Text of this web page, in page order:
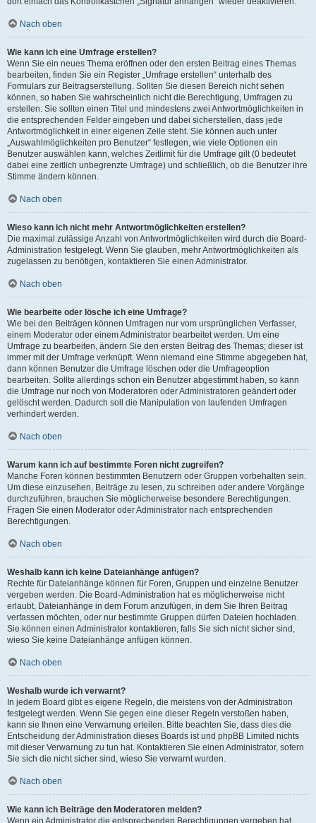
Nach oben
Wie kann ich eine Umfrage erstellen?
Wenn Sie ein neues Thema eröffnen oder den ersten Beitrag eines Themas
bearbeiten, finden Sie ein Register „Umfrage erstellen“ unterhalb des
Formulars zur Beitragserstellung. Sollten Sie diesen Bereich nicht sehen
können, so haben Sie wahrscheinlich nicht die Berechtigung, Umfragen zu
erstellen. Sie sollten einen Titel und mindestens zwei Antwortmöglichkeiten in
die entsprechenden Felder eingeben und dabei sicherstellen, dass jede
Antwortmöglichkeit in einer eigenen Zeile steht. Sie können auch unter
„Auswahlmöglichkeiten pro Benutzer“ festlegen, wie viele Optionen ein
Benutzer auswählen kann, welches Zeitlimit für die Umfrage gilt (0 bedeutet
dabei eine zeitlich unbegrenzte Umfrage) und schließlich, ob die Benutzer ihre
Stimme ändern können.
Nach oben
Wieso kann ich nicht mehr Antwortmöglichkeiten erstellen?
Die maximal zulässige Anzahl von Antwortmöglichkeiten wird durch die Board-
Administration festgelegt. Wenn Sie glauben, mehr Antwortmöglichkeiten als
zugelassen zu benötigen, kontaktieren Sie einen Administrator.
Nach oben
Wie bearbeite oder lösche ich eine Umfrage?
Wie bei den Beiträgen können Umfragen nur vom ursprünglichen Verfasser,
einem Moderator oder einem Administrator bearbeitet werden. Um eine
Umfrage zu bearbeiten, ändern Sie den ersten Beitrag des Themas; dieser ist
immer mit der Umfrage verknüpft. Wenn niemand eine Stimme abgegeben hat,
dann können Benutzer die Umfrage löschen oder die Umfrageoption
bearbeiten. Sollte allerdings schon ein Benutzer abgestimmt haben, so kann
die Umfrage nur noch von Moderatoren oder Administratoren geändert oder
gelöscht werden. Dadurch soll die Manipulation von laufenden Umfragen
verhindert werden.
Nach oben
Warum kann ich auf bestimmte Foren nicht zugreifen?
Manche Foren können bestimmten Benutzern oder Gruppen vorbehalten sein.
Um diese einzusehen, Beiträge zu lesen, zu schreiben oder andere Vorgänge
durchzuführen, brauchen Sie möglicherweise besondere Berechtigungen.
Fragen Sie einen Moderator oder Administrator nach entsprechenden
Berechtigungen.
Nach oben
Weshalb kann ich keine Dateianhänge anfügen?
Rechte für Dateianhänge können für Foren, Gruppen und einzelne Benutzer
vergeben werden. Die Board-Administration hat es möglicherweise nicht
erlaubt, Dateianhänge in dem Forum anzufügen, in dem Sie Ihren Beitrag
verfassen möchten, oder nur bestimmte Gruppen dürfen Dateien hochladen.
Sie können einen Administrator kontaktieren, falls Sie sich nicht sicher sind,
wieso Sie keine Dateianhänge anfügen können.
Nach oben
Weshalb wurde ich verwarnt?
In jedem Board gibt es eigene Regeln, die meistens von der Administration
festgelegt werden. Wenn Sie gegen eine dieser Regeln verstoßen haben,
kann sie Ihnen eine Verwarnung erteilen. Bitte beachten Sie, dass dies die
Entscheidung der Administration dieses Boards ist und phpBB Limited nichts
mit dieser Verwarnung zu tun hat. Kontaktieren Sie einen Administrator, sofern
Sie sich die nicht sicher sind, wieso Sie verwarnt wurden.
Nach oben
Wie kann ich Beiträge den Moderatoren melden?
Wenn ein Administrator die entsprechenden Berechtigungen vergeben hat,